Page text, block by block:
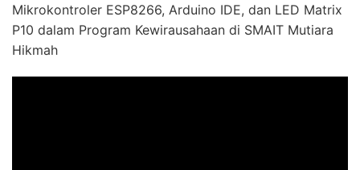
Mikrokontroler ESP8266, Arduino IDE, dan LED Matrix
P10 dalam Program Kewirausahaan di SMAIT Mutiara
Hikmah